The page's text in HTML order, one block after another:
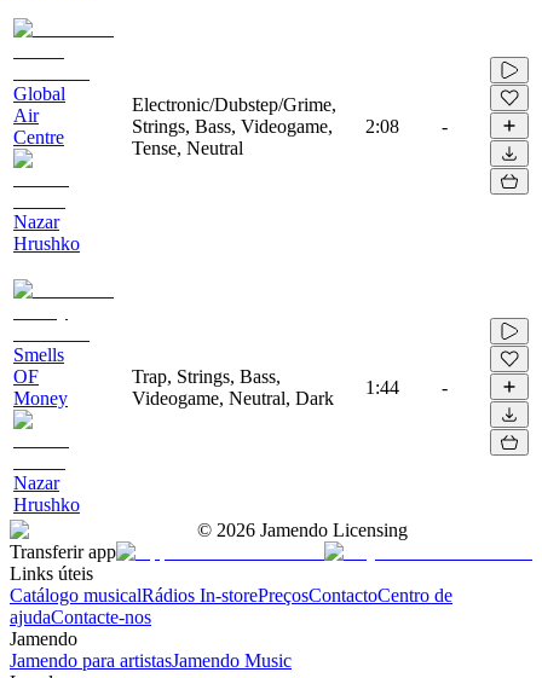
Global
Air
Centre
Nazar
Hrushko
Electronic/Dubstep/Grime,
Strings, Bass, Videogame,
Tense, Neutral
2:08 -
Smells
OF
Money
Nazar
Hrushko
Trap, Strings, Bass,
Videogame, Neutral, Dark
1:44 -
© 2026 Jamendo Licensing
Transferir app
Links úteis
Catálogo musicalRádios In-storePreçosContactoCentro de
ajudaContacte-nos
Jamendo
Jamendo para artistasJamendo Music